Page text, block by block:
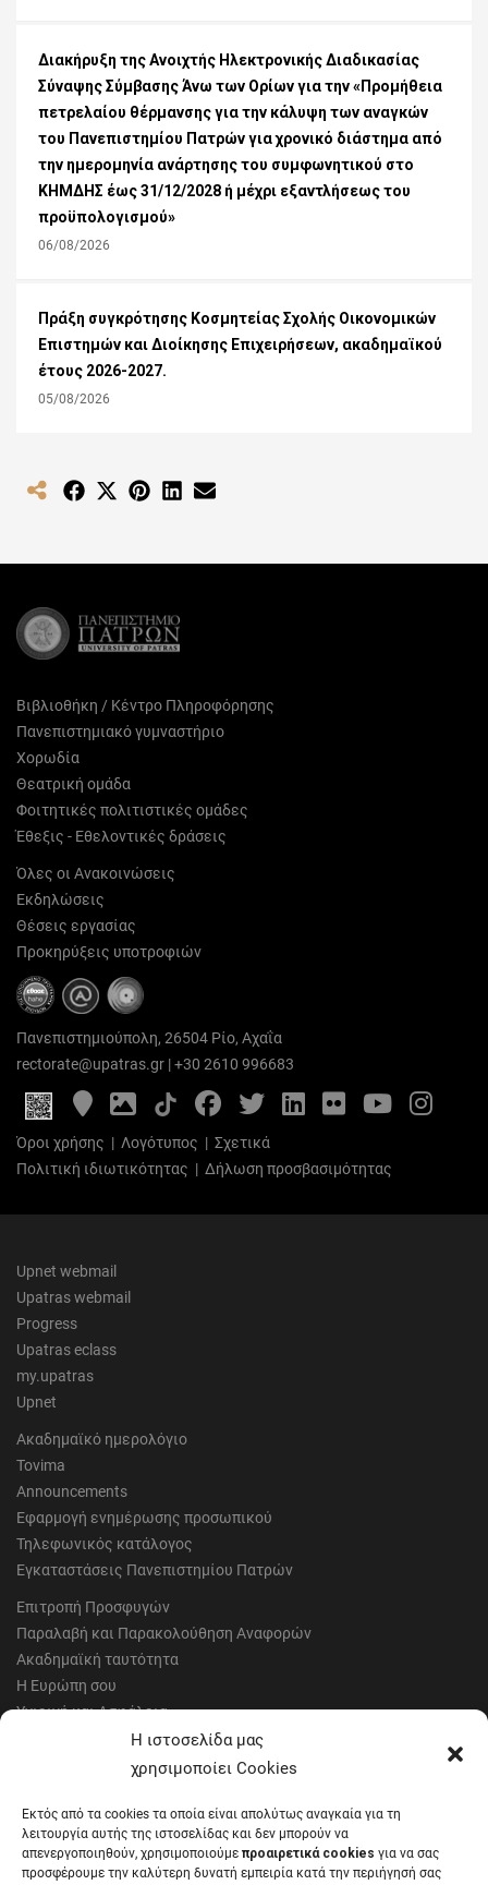
Η ιστοσελίδα μας
χρησιμοποίει Cookies
Εκτός από τα cookies τα οποία είναι απολύτως αναγκαία για τη
λειτουργία αυτής της ιστοσελίδας και δεν μπορούν να
απενεργοποιηθούν, χρησιμοποιούμε προαιρετικά cookies για να σας
προσφέρουμε την καλύτερη δυνατή εμπειρία κατά την περιήγησή σας
Διακήρυξη της Ανοιχτής Ηλεκτρονικής Διαδικασίας
Σύναψης Σύμβασης Άνω των Ορίων για την «Προμήθεια
πετρελαίου θέρμανσης για την κάλυψη των αναγκών
του Πανεπιστημίου Πατρών για χρονικό διάστημα από
την ημερομηνία ανάρτησης του συμφωνητικού στο
ΚΗΜΔΗΣ έως 31/12/2028 ή μέχρι εξαντλήσεως του
προϋπολογισμού»
06/08/2026
Πράξη συγκρότησης Κοσμητείας Σχολής Οικονομικών
Επιστημών και Διοίκησης Επιχειρήσεων, ακαδημαϊκού
έτους 2026-2027.
05/08/2026
Share Share
(Twitter)
Share Share
Βιβλιοθήκη / Κέντρο Πληροφόρησης
Πανεπιστημιακό γυμναστήριο
Χορωδία
Θεατρική ομάδα
Φοιτητικές πολιτιστικές ομάδες
Έθεξις - Εθελοντικές δράσεις
Όλες οι Ανακοινώσεις
Εκδηλώσεις
Θέσεις εργασίας
Προκηρύξεις υποτροφιών
Πανεπιστημιούπολη, 26504 Ρίο, Αχαΐα
rectorate@upatras.gr |+30 2610 996683
Google
Maps
Photo
Gallery
FacebookTwitterLinkedIn
FlickrYouTube
Όροι χρήσης | Λογότυπος | Σχετικά
Πολιτική ιδιωτικότητας | Δήλωση προσβασιμότητας
Upnet webmail
Upatras webmail
Progress
Upatras eclass
my.upatras
Upnet
Ακαδημαϊκό ημερολόγιο
Tovima
Announcements
Εφαρμογή ενημέρωσης προσωπικού
Τηλεφωνικός κατάλογος
Εγκαταστάσεις Πανεπιστημίου Πατρών
Επιτροπή Προσφυγών
Παραλαβή και Παρακολούθηση Αναφορών
Ακαδημαϊκή ταυτότητα
Η Ευρώπη σου
Υγιεινή και Ασφάλεια
Έντυπα Οικονομικής Υπηρεσίας
Έντυπα Διοικητικών Υπηρεσιών
Μητρώα αξιολογητών
Δημόσια Διαβούλευση
Συνεδριάσεις Συγκλήτου